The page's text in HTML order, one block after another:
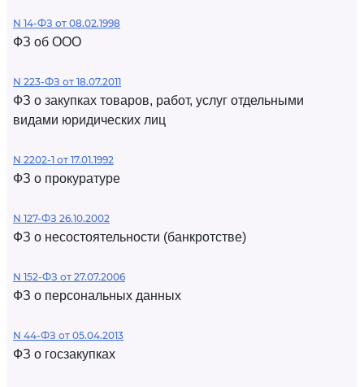
N 14-ФЗ от 08.02.1998
ФЗ об ООО
N 223-ФЗ от 18.07.2011
ФЗ о закупках товаров, работ, услуг отдельными
видами юридических лиц
N 2202-1 от 17.01.1992
ФЗ о прокуратуре
N 127-ФЗ 26.10.2002
ФЗ о несостоятельности (банкротстве)
N 152-ФЗ от 27.07.2006
ФЗ о персональных данных
N 44-ФЗ от 05.04.2013
ФЗ о госзакупках